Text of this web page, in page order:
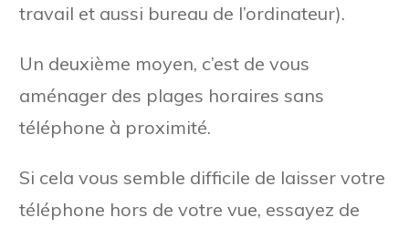
travail et aussi bureau de l’ordinateur).
Un deuxième moyen, c’est de vous
aménager des plages horaires sans
téléphone à proximité.
Si cela vous semble difficile de laisser votre
téléphone hors de votre vue, essayez de